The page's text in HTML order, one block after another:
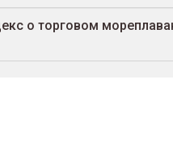
о торговом